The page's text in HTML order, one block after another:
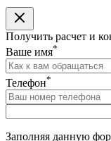
Получить расчет и
Ваше имя*
Телефон*
Заполняя данную